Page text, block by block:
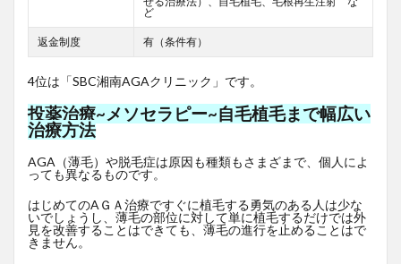
ど
返金制度 有（条件有）
4位は「SBC湘南AGAクリニック」です。
投薬治療~メソセラピー~自毛植毛まで幅広い
治療方法
AGA（薄毛）や脱毛症は原因も種類もさまざまで、個人によ
っても異なるものです。
はじめてのAＧＡ治療ですぐに植毛する勇気のある人は少な
いでしょうし、薄毛の部位に対して単に植毛するだけでは外
見を改善することはできても、薄毛の進行を止めることはで
きません。